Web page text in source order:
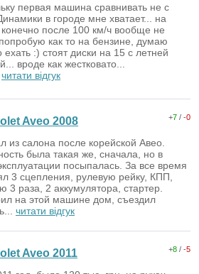
первая машина сравнивать не с
в городе мне хватает... на
конечно после 100 км/ч вообще не
как то на бензине, думаю
ехать :) стоят диски на 15 с летней
вроде как жестковато...
читати відгук
+7 / -0
Aveo 2008
из салона после корейской Авео.
была такая же, сначала, но в
посыпалась. За все время
3 сцепления, рулевую рейку, КПП,
3 раза, 2 аккумулятора, стартер.
на этой машине дом, съездил
читати відгук
+8 / -5
Aveo 2011